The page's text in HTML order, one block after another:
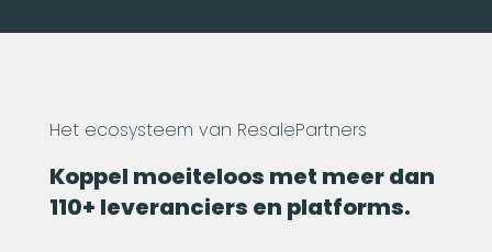
Het ecosysteem van ResalePartners
Koppel moeiteloos met meer dan
110+ leveranciers en platforms.